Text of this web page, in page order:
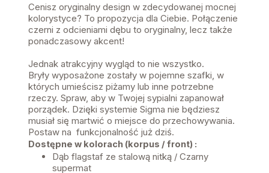
Cenisz oryginalny design w zdecydowanej mocnej
kolorystyce? To propozycja dla Ciebie. Połączenie
czerni z odcieniami dębu to oryginalny, lecz także
ponadczasowy akcent!
Jednak atrakcyjny wygląd to nie wszystko.
Bryły wyposażone zostały w pojemne szafki, w
których umieścisz piżamy lub inne potrzebne
rzeczy. Spraw, aby w Twojej sypialni zapanował
porządek. Dzięki systemie Sigma nie będziesz
musiał się martwić o miejsce do przechowywania.
Postaw na funkcjonalność już dziś.
Dostępne w kolorach (korpus / front) :
Dąb flagstaf ze stalową nitką / Czarny
supermat